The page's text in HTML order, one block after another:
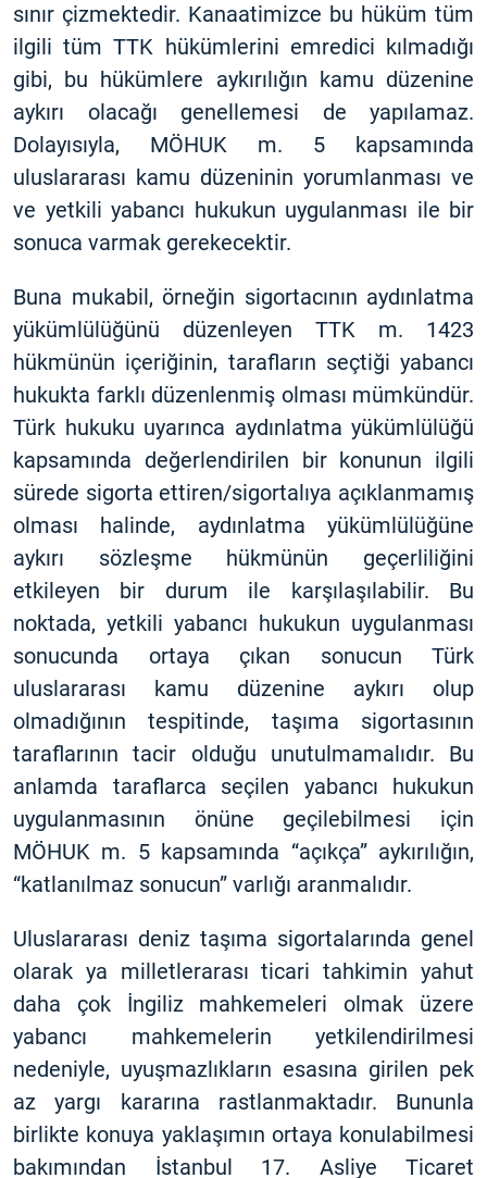
sınır çizmektedir. Kanaatimizce bu hüküm tüm
ilgili tüm TTK hükümlerini emredici kılmadığı
gibi, bu hükümlere aykırılığın kamu düzenine
aykırı olacağı genellemesi de yapılamaz.
Dolayısıyla, MÖHUK m. 5 kapsamında
uluslararası kamu düzeninin yorumlanması ve
ve yetkili yabancı hukukun uygulanması ile bir
sonuca varmak gerekecektir.
Buna mukabil, örneğin sigortacının aydınlatma
yükümlülüğünü düzenleyen TTK m. 1423
hükmünün içeriğinin, tarafların seçtiği yabancı
hukukta farklı düzenlenmiş olması mümkündür.
Türk hukuku uyarınca aydınlatma yükümlülüğü
kapsamında değerlendirilen bir konunun ilgili
sürede sigorta ettiren/sigortalıya açıklanmamış
olması halinde, aydınlatma yükümlülüğüne
aykırı sözleşme hükmünün geçerliliğini
etkileyen bir durum ile karşılaşılabilir. Bu
noktada, yetkili yabancı hukukun uygulanması
sonucunda ortaya çıkan sonucun Türk
uluslararası kamu düzenine aykırı olup
olmadığının tespitinde, taşıma sigortasının
taraflarının tacir olduğu unutulmamalıdır. Bu
anlamda taraflarca seçilen yabancı hukukun
uygulanmasının önüne geçilebilmesi için
MÖHUK m. 5 kapsamında “açıkça” aykırılığın,
“katlanılmaz sonucun” varlığı aranmalıdır.
Uluslararası deniz taşıma sigortalarında genel
olarak ya milletlerarası ticari tahkimin yahut
daha çok İngiliz mahkemeleri olmak üzere
yabancı mahkemelerin yetkilendirilmesi
nedeniyle, uyuşmazlıkların esasına girilen pek
az yargı kararına rastlanmaktadır. Bununla
birlikte konuya yaklaşımın ortaya konulabilmesi
bakımından İstanbul 17. Asliye Ticaret